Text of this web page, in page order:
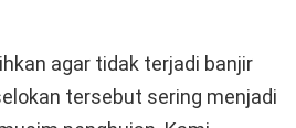
agar tidak terjadi banjir
tersebut sering menjadi